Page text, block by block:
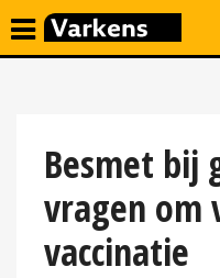
Besmet bij
vragen om
vaccinatie